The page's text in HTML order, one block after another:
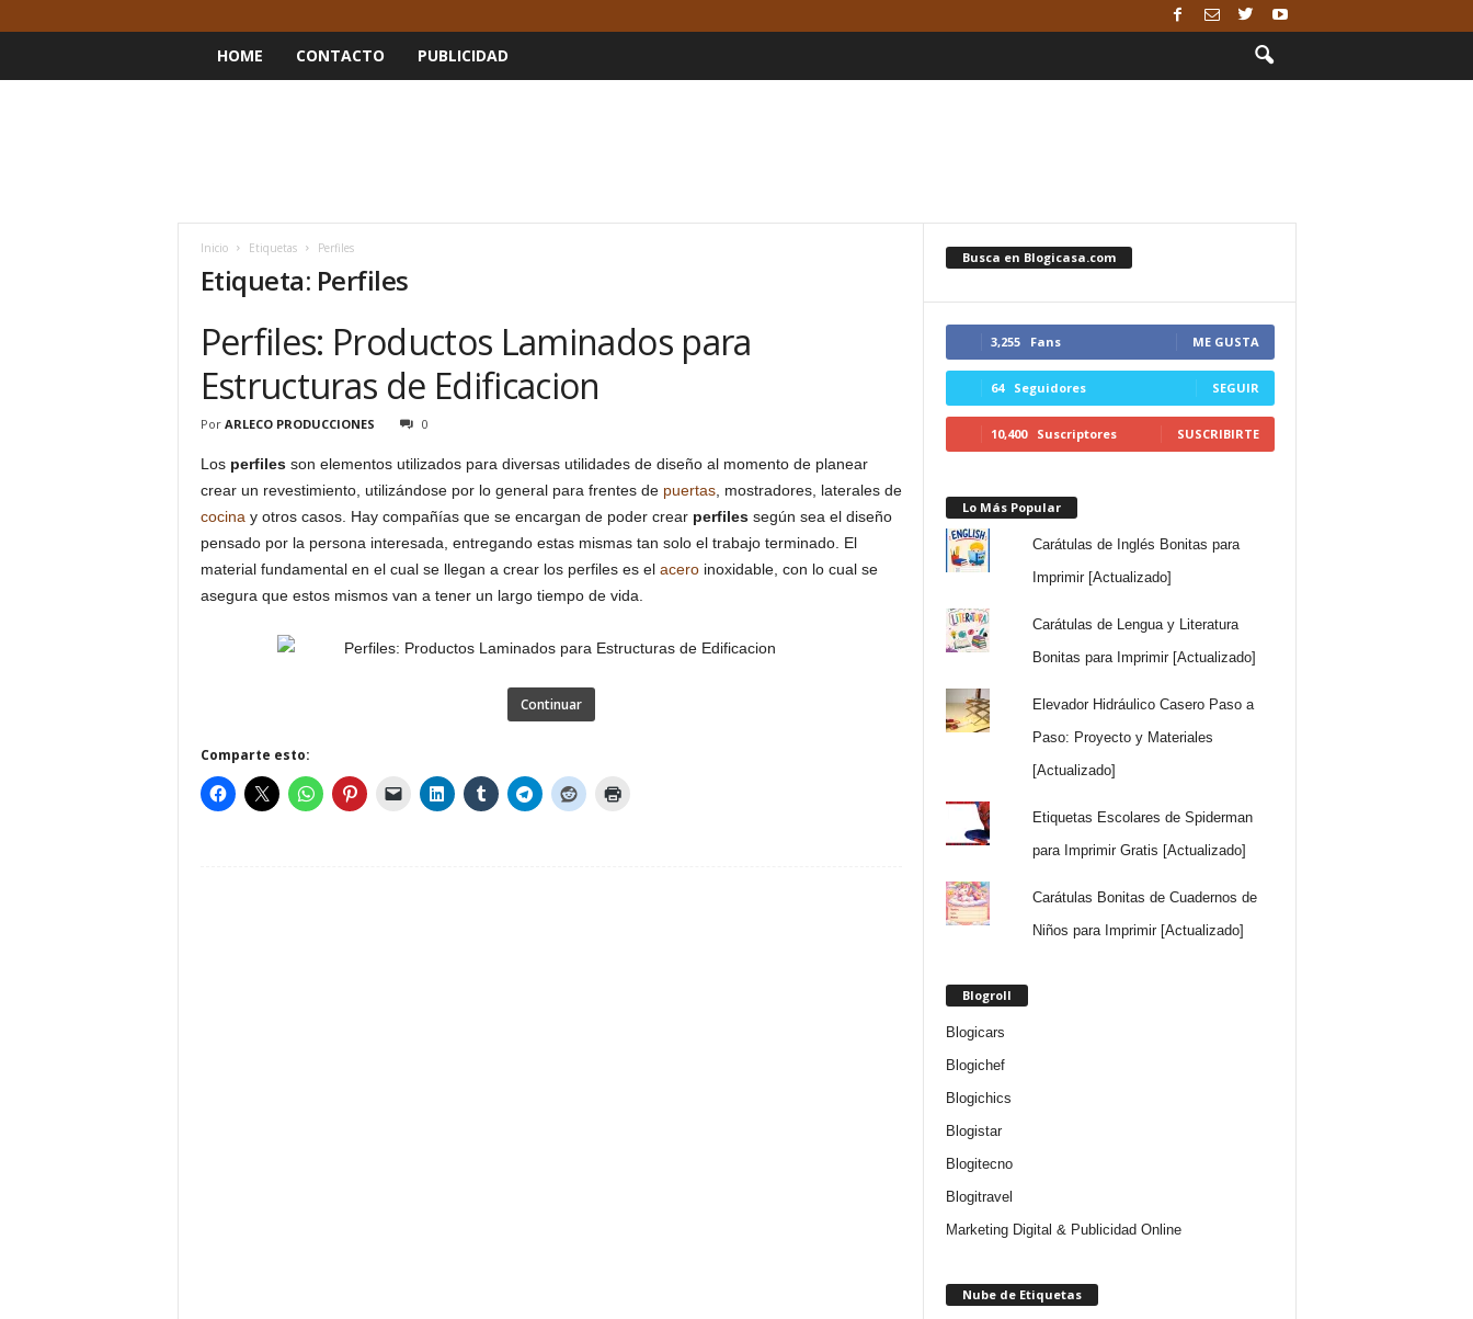
HOME CONTACTO PUBLICIDAD
Inicio Etiquetas Perfiles
Etiqueta: Perfiles
Perfiles: Productos Laminados para
Estructuras de Edificacion
Por ARLECO PRODUCCIONES 0
Los perfilesson elementos utilizados para diversas utilidades de diseño al momento de planear
crear un revestimiento, utilizándose por lo general para frentes de puertas, mostradores, laterales de
cocina y otros casos. Hay compañías que se encargan de poder crear perfilessegún sea el diseño
pensado por la persona interesada, entregando estas mismas tan solo el trabajo terminado. El
material fundamental en el cual se llegan a crear los perfiles es el aceroinoxidable, con lo cual se
asegura que estos mismos van a tener un largo tiempo de vida.
Continuar
Comparte esto:
Busca en Blogicasa.com
3,255 Fans ME GUSTA
64 Seguidores SEGUIR
10,400 Suscriptores SUSCRIBIRTE
Lo Más Popular
Carátulas de Inglés Bonitas para
Imprimir [Actualizado]
Carátulas de Lengua y Literatura
Bonitas para Imprimir [Actualizado]
Elevador Hidráulico Casero Paso a
Paso: Proyecto y Materiales
[Actualizado]
Etiquetas Escolares de Spiderman
para Imprimir Gratis [Actualizado]
Carátulas Bonitas de Cuadernos de
Niños para Imprimir [Actualizado]
Blogroll
Blogicars
Blogichef
Blogichics
Blogistar
Blogitecno
Blogitravel
Marketing Digital & Publicidad Online
Nube de Etiquetas